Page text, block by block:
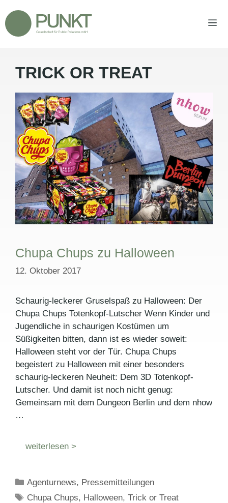
Inhalt
springen
TRICK OR TREAT
Chupa Chups zu Halloween
12. Oktober 2017
Schaurig-leckerer Gruselspaß zu Halloween: Der
Chupa Chups Totenkopf-Lutscher Wenn Kinder und
Jugendliche in schaurigen Kostümen um
Süßigkeiten bitten, dann ist es wieder soweit:
Halloween steht vor der Tür. Chupa Chups
begeistert zu Halloween mit einer besonders
schaurig-leckeren Neuheit: Dem 3D Totenkopf-
Lutscher. Und damit ist noch nicht genug:
Gemeinsam mit dem Dungeon Berlin und dem nhow
…
weiterlesen >
Kategorien
Agenturnews, Pressemitteilungen
Schlagwörter
Chupa Chups, Halloween,Trick or Treat